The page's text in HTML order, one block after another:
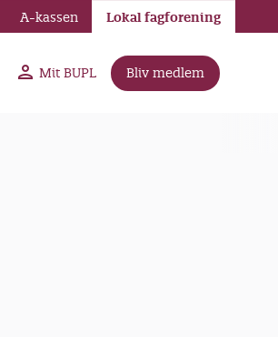
Mit BUPL Bliv medlem
A-kassen Lokal fagforening